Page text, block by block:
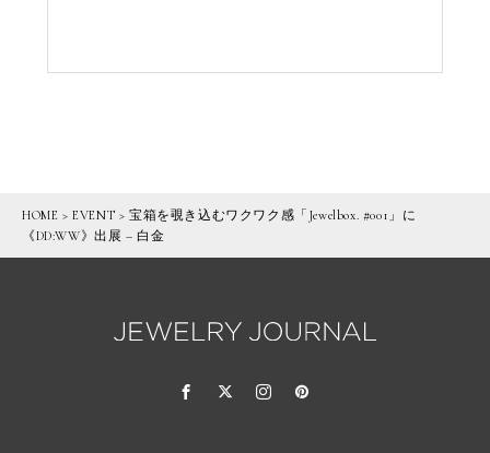
HOME >EVENT >宝箱を覗き込むワクワク感「Jewelbox. #001」に
《DD:WW》出展 – 白金